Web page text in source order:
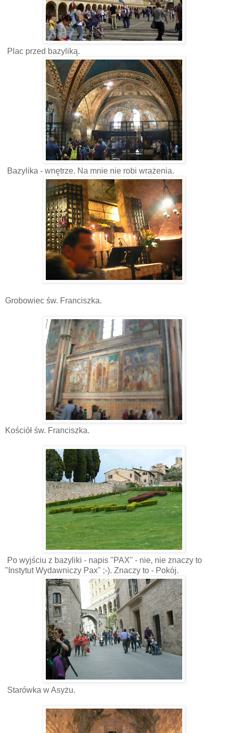
Plac przed bazyliką.
Bazylika - wnętrze. Na mnie nie robi wrażenia.
Grobowiec św. Franciszka.
Kościół św. Franciszka.
Po wyjściu z bazyliki - napis "PAX" - nie, nie znaczy to
"Instytut Wydawniczy Pax" ;-). Znaczy to - Pokój.
Starówka w Asyżu.